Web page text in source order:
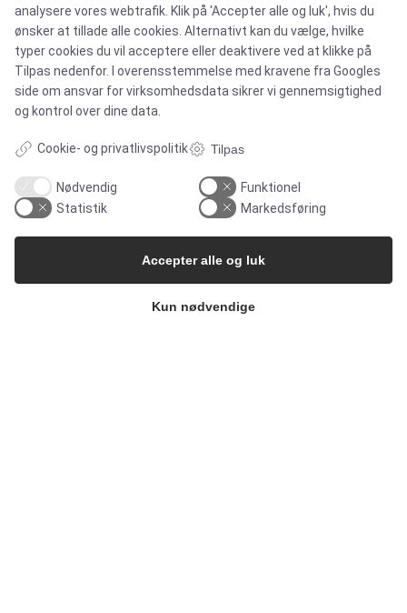
MARKEDER
Food & Beverage
Pharma & Biotech – Multi-Use Solutions
Pharma & Biotech – Single-Use Solutions
analysere vores webtrafik. Klik på 'Accepter alle og luk', hvis du
ønsker at tillade alle cookies. Alternativt kan du vælge, hvilke
typer cookies du vil acceptere eller deaktivere ved at klikke på
Tilpas nedenfor. I overensstemmelse med kravene fraGoogles
side om ansvar for virksomhedsdatasikrer vi gennemsigtighed
og kontrol over dine data.
Cookie- og privatlivspolitik Tilpas
Nødvendig
Funktionel
Statistik
Markedsføring
Kun nødvendige
Accepter alle og luk